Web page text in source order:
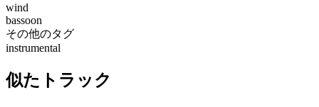
wind
bassoon
その他のタグ
instrumental
似たトラック